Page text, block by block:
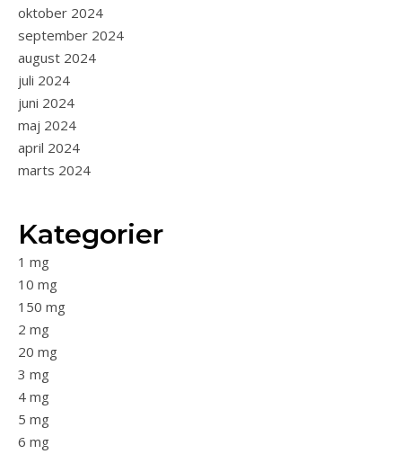
oktober 2024
september 2024
august 2024
juli 2024
juni 2024
maj 2024
april 2024
marts 2024
Kategorier
1 mg
10 mg
150 mg
2 mg
20 mg
3 mg
4 mg
5 mg
6 mg